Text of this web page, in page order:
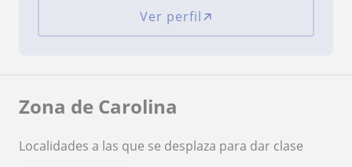
Ver perfil
Zona de Carolina
Localidades a las que se desplaza para dar clase